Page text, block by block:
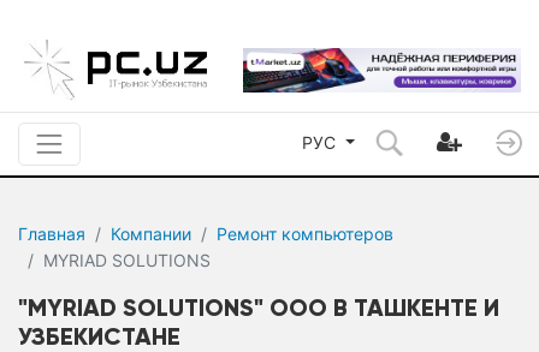
РУС
Главная Компании
Ремонт компьютеров
MYRIAD SOLUTIONS
"MYRIAD SOLUTIONS" ООО В ТАШКЕНТЕ И
УЗБЕКИСТАНЕ